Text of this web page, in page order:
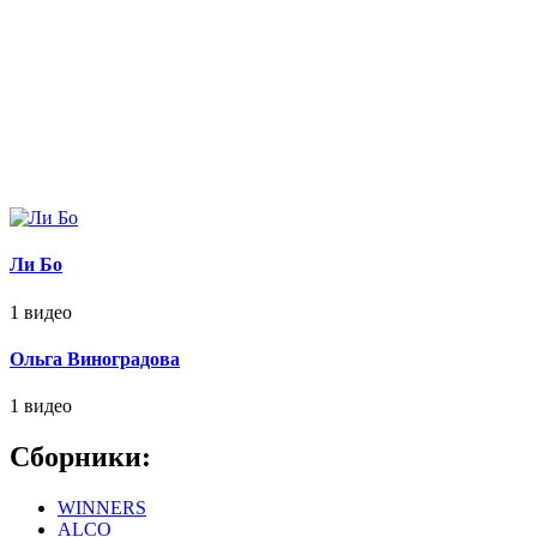
Ли Бо
1 видео
Ольга Виноградова
1 видео
Сборники:
WINNERS
ALCO